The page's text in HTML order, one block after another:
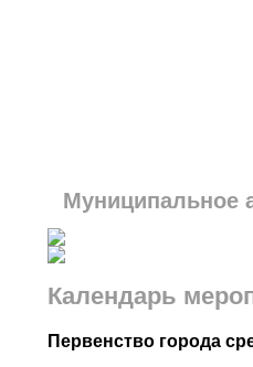
Муниципальное
Календарь
Первенство города